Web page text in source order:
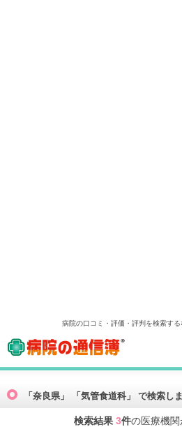
病院の口コミ・評価・評判を検索する
病院の通信簿
「奈良県」 「気管食道科」
検索結果 3件の医療機